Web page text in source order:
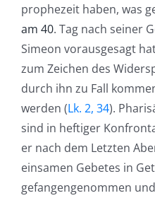
prophezeit haben, was
am 40. Tag nach seiner
Simeon vorausgesagt
zum Zeichen des
durch ihn zu Fall
werden (Lk. 2, 34).
sind in heftiger
er nach dem Letzten
einsamen Gebetes in
gefangengenommen